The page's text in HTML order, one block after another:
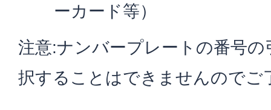
ーカード等）
注意:ナンバープレートの番号
択することはできませんのでご